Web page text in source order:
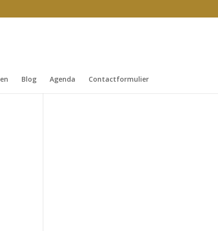
Blog Agenda Contactformulier